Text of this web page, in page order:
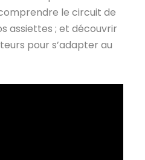
le circuit de
assiettes ; et découvrir
pour s’adapter au